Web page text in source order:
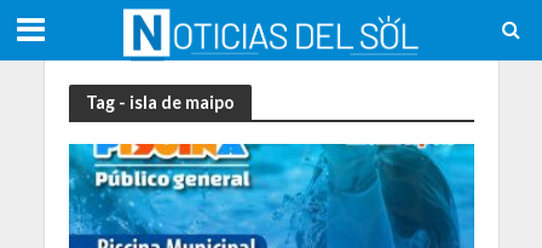
Tag - isla de maipo